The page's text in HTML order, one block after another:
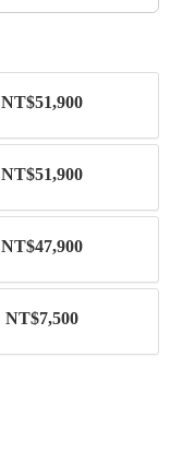
NT$51,900
NT$51,900
NT$47,900
NT$7,500